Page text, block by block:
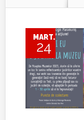
MART.
24